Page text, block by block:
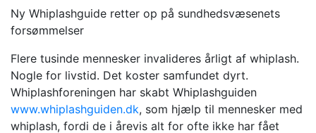
Ny Whiplashguide retter op på sundhedsvæsenets
forsømmelser
Flere tusinde mennesker invalideres årligt af whiplash.
Nogle for livstid. Det koster samfundet dyrt.
Whiplashforeningen har skabt Whiplashguiden
www.whiplashguiden.dk, som hjælp til mennesker med
whiplash, fordi de i årevis alt for ofte ikke har fået